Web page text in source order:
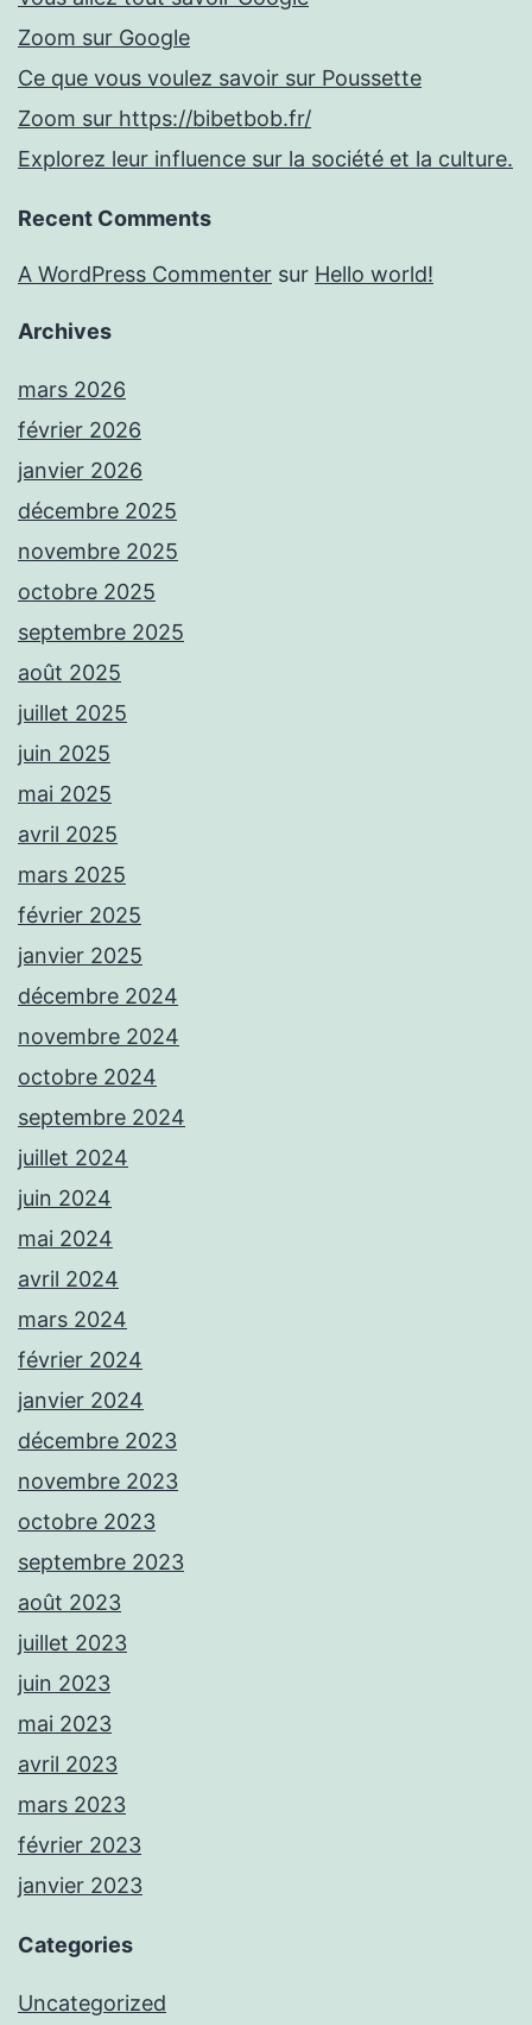
Zoom sur Google
Ce que vous voulez savoir sur Poussette
Zoom sur https://bibetbob.fr/
Explorez leur influence sur la société et la culture.
Recent Comments
A WordPress Commenter sur Hello world!
Archives
mars 2026
février 2026
janvier 2026
décembre 2025
novembre 2025
octobre 2025
septembre 2025
août 2025
juillet 2025
juin 2025
mai 2025
avril 2025
mars 2025
février 2025
janvier 2025
décembre 2024
novembre 2024
octobre 2024
septembre 2024
juillet 2024
juin 2024
mai 2024
avril 2024
mars 2024
février 2024
janvier 2024
décembre 2023
novembre 2023
octobre 2023
septembre 2023
août 2023
juillet 2023
juin 2023
mai 2023
avril 2023
mars 2023
février 2023
janvier 2023
Categories
Uncategorized